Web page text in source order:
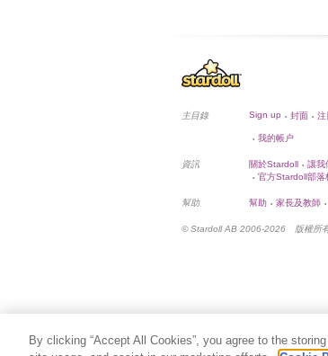
主目錄 Sign up • 封面 • 注
• 我的帳户
資訊 關於Stardoll • 讓我
• 官方Stardoll部落
幫助 幫助 • 家長及教師 •
© Stardoll AB 2006-2026 版權所
By clicking “Accept All Cookies”, you agree to the